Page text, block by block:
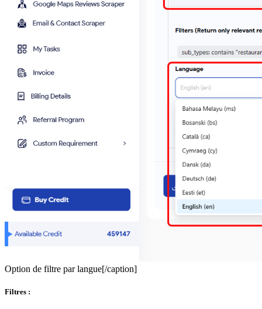
Option de filtre par langue[/caption]
Filtres :